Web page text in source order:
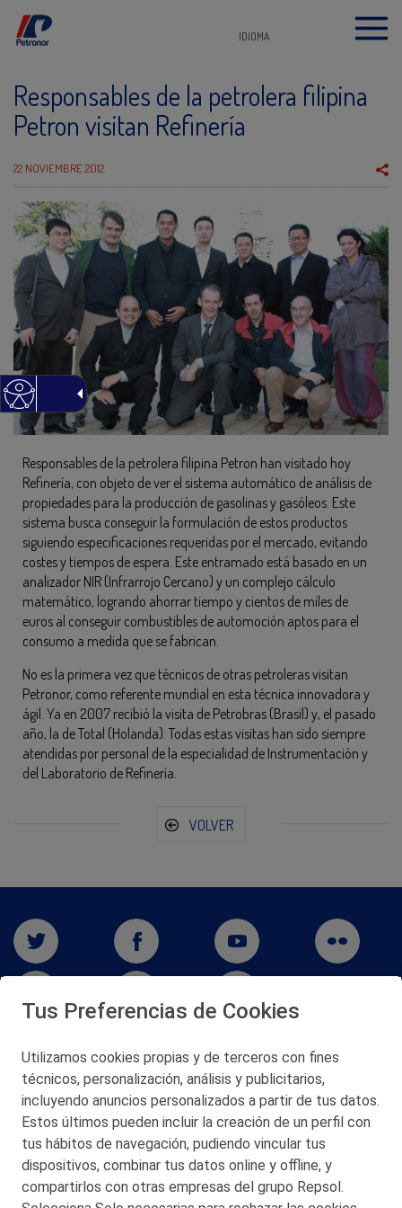
IDIOMA
Responsables de la petrolera filipina
Petron visitan Refinería
22 NOVIEMBRE 2012
Responsables de la petrolera filipina Petron han visitado hoy
Refinería, con objeto de ver el sistema automático de análisis de
propiedades para la producción de gasolinas y gasóleos. Este
sistema busca conseguir la formulación de estos productos
siguiendo especificaciones requeridas por el mercado, evitando
costes y tiempos de espera. Este entramado está basado en un
analizador NIR (Infrarrojo Cercano) y un complejo cálculo
matemático, logrando ahorrar tiempo y cientos de miles de
euros al conseguir combustibles de automoción aptos para el
consumo a medida que se fabrican.
No es la primera vez que técnicos de otras petroleras visitan
Petronor, como referente mundial en esta técnica innovadora y
ágil. Ya en 2007 recibió la visita de Petrobras (Brasil) y, el pasado
año, la de Total (Holanda). Todas estas visitas han sido siempre
atendidas por personal de la especialidad de Instrumentación y
del Laboratorio de Refinería.
VOLVER
San Martín 5-Edificio Muñatones,
48550 Muskiz (Bizkaia)
Telf. 946 357 000
© 2026 Petronor S.A.
Tus Preferencias de Cookies
Utilizamos cookies propias y de terceros con fines
técnicos, personalización, análisis y publicitarios,
incluyendo anuncios personalizados a partir de tus datos.
Estos últimos pueden incluir la creación de un perfil con
tus hábitos de navegación, pudiendo vincular tus
dispositivos, combinar tus datos online y offline, y
compartirlos con otras empresas del grupo Repsol.